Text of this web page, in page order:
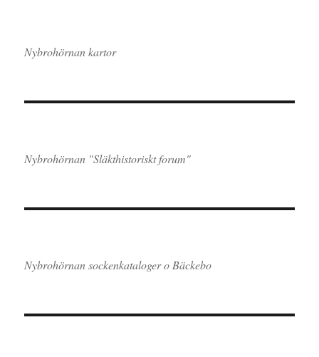
Nybrohörnan kartor
Nybrohörnan "Släkthistoriskt forum"
Nybrohörnan sockenkataloger o Bäckebo